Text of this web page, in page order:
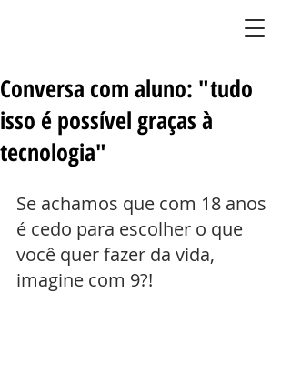
Conversa com aluno: "tudo
isso é possível graças à
tecnologia"
Se achamos que com 18 anos
é cedo para escolher o que
você quer fazer da vida,
imagine com 9?!